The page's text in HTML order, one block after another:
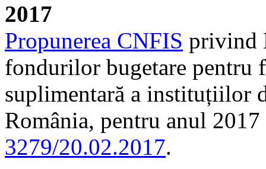
2017
Propunerea CNFIS privind
fondurilor bugetare pentru
suplimentară a instituțiilor
România, pentru anul 2017
3279/20.02.2017.